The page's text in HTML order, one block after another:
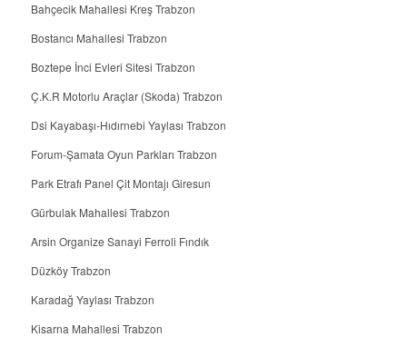
Bahçecik Mahallesi Kreş Trabzon
Bostancı Mahallesi Trabzon
Boztepe İnci Evleri Sitesi Trabzon
Ç.K.R Motorlu Araçlar (Skoda) Trabzon
Dsi Kayabaşı-Hıdırnebi Yaylası Trabzon
Forum-Şamata Oyun Parkları Trabzon
Park Etrafı Panel Çit Montajı Giresun
Gürbulak Mahallesi Trabzon
Arsin Organize Sanayi Ferroli Fındık
Düzköy Trabzon
Karadağ Yaylası Trabzon
Kisarna Mahallesi Trabzon